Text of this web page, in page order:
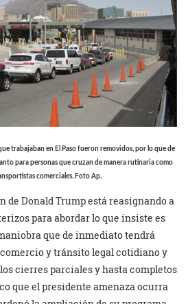
trabajaban en El Paso fueron removidos, por lo que de
para personas que cruzan de manera rutinaria como
comerciales. Foto Ap.
de Donald Trump está reasignando a
para abordar lo que insiste es
que de inmediato tendrá
y tránsito legal cotidiano y
cierres parciales y hasta completos
que el presidente amenaza ocurra